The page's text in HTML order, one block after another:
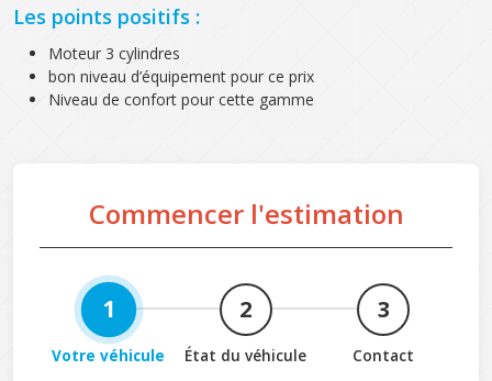
Les points positifs :
Moteur 3 cylindres
bon niveau d’équipement pour ce prix
Niveau de confort pour cette gamme
Commencer l'estimation
1
Votre véhicule
2
État du véhicule
3
Contact